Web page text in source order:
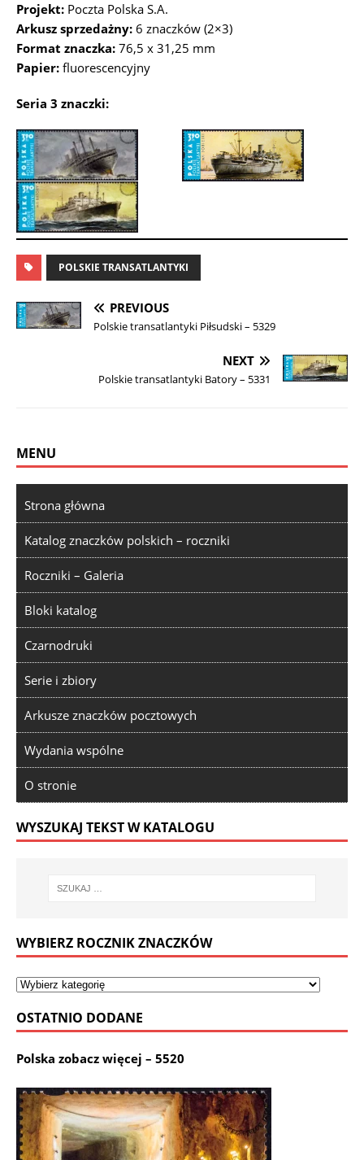
Projekt: Poczta Polska S.A.
Arkusz sprzedażny: 6 znaczków (2×3)
Format znaczka: 76,5 x 31,25 mm
Papier: fluorescencyjny
Seria 3 znaczki:
POLSKIE TRANSATLANTYKI
PREVIOUS
Polskie transatlantyki Piłsudski – 5329
NEXT
Polskie transatlantyki Batory – 5331
MENU
Strona główna
Katalog znaczków polskich – roczniki
Roczniki – Galeria
Bloki katalog
Czarnodruki
Serie i zbiory
Arkusze znaczków pocztowych
Wydania wspólne
O stronie
WYSZUKAJ TEKST W KATALOGU
WYBIERZ ROCZNIK ZNACZKÓW
OSTATNIO DODANE
Polska zobacz więcej – 5520